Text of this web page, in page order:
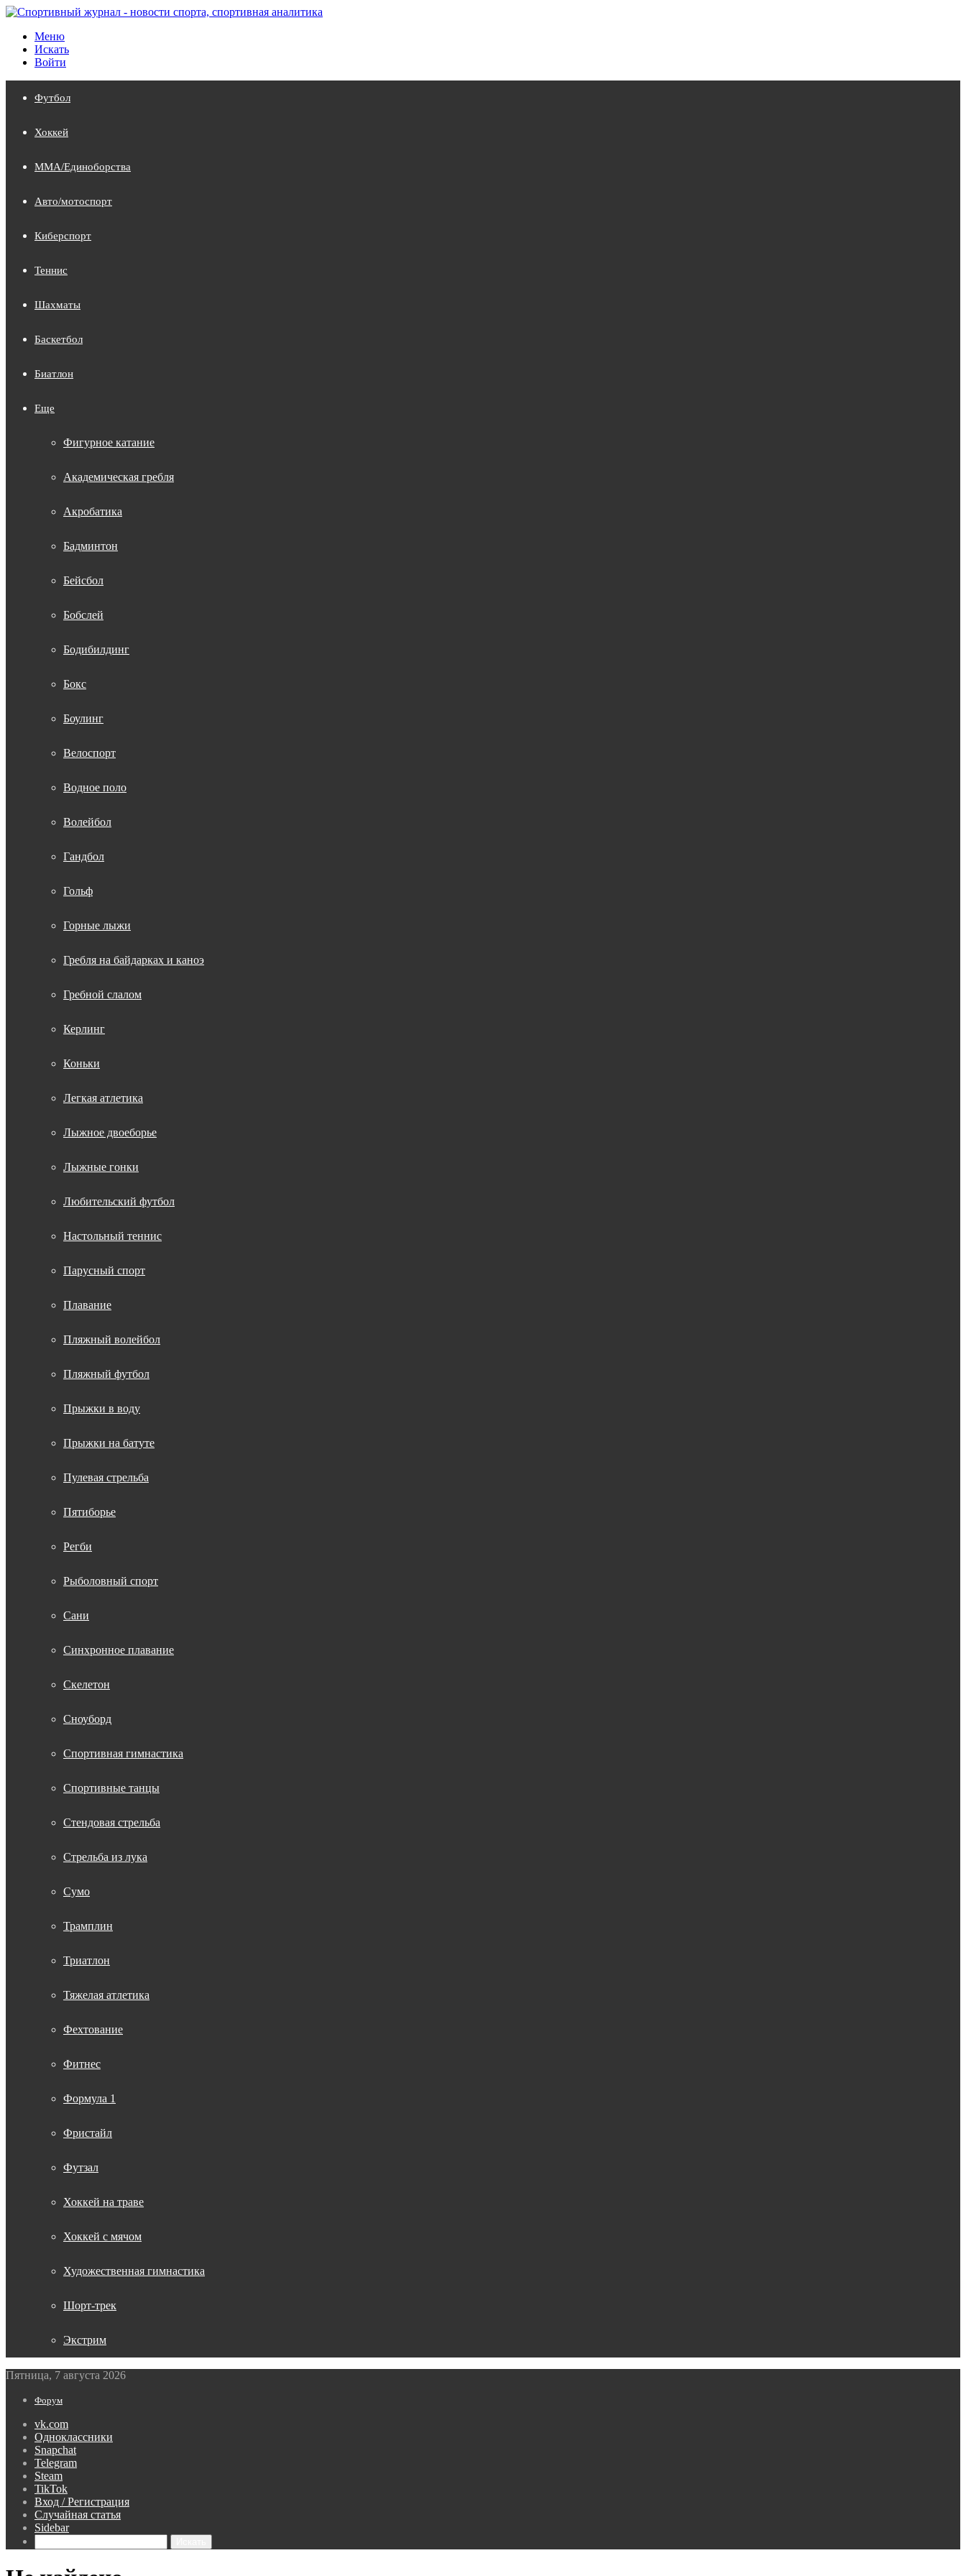
Меню
Искать
Войти
Футбол
Хоккей
MMA/Единоборства
Авто/мотоспорт
Киберспорт
Теннис
Шахматы
Баскетбол
Биатлон
Еще
Фигурное катание
Академическая гребля
Акробатика
Бадминтон
Бейсбол
Бобслей
Бодибилдинг
Бокс
Боулинг
Велоспорт
Водное поло
Волейбол
Гандбол
Гольф
Горные лыжи
Гребля на байдарках и каноэ
Гребной слалом
Керлинг
Коньки
Легкая атлетика
Лыжное двоеборье
Лыжные гонки
Любительский футбол
Настольный теннис
Парусный спорт
Плавание
Пляжный волейбол
Пляжный футбол
Прыжки в воду
Прыжки на батуте
Пулевая стрельба
Пятиборье
Регби
Рыболовный спорт
Сани
Синхронное плавание
Скелетон
Сноуборд
Спортивная гимнастика
Спортивные танцы
Стендовая стрельба
Стрельба из лука
Сумо
Трамплин
Триатлон
Тяжелая атлетика
Фехтование
Фитнес
Формула 1
Фристайл
Футзал
Хоккей на траве
Хоккей с мячом
Художественная гимнастика
Шорт-трек
Экстрим
Пятница, 7 августа 2026
Форум
vk.com
Одноклассники
Snapchat
Telegram
Steam
TikTok
Вход / Регистрация
Случайная статья
Sidebar